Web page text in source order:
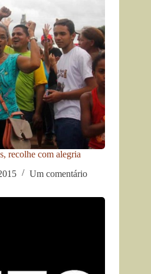
recolhe com alegria
Um comentário